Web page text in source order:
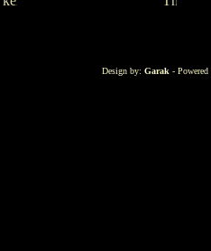
Design by: Garak -